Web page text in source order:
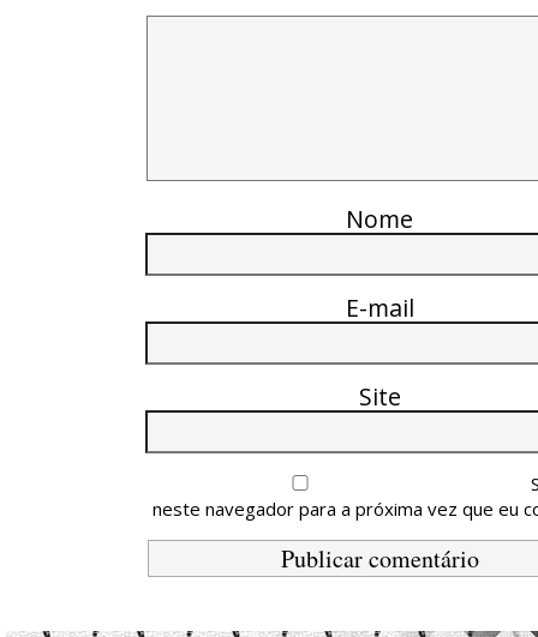
Nome
E-mail
Site
neste navegador para a próxima vez que eu